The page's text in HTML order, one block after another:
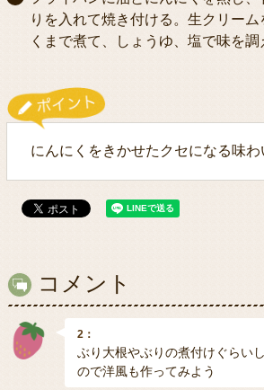
りを入れて焼き付ける。生クリー
くまで煮て、しょうゆ、塩で味を調
にんにくをきかせたクセになる味わ
コメント
2：
ぶり大根やぶりの煮付けぐらい
ので洋風も作ってみよう